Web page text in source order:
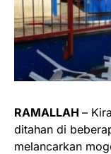
RAMALLAH –
ditahan di
melancarkan